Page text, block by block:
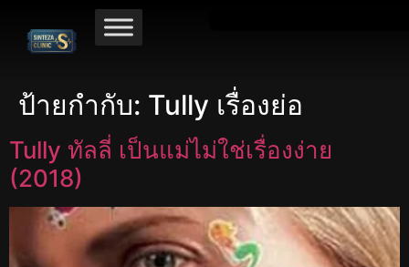
ป้ายกำกับ: Tully เรื่องย่อ
Tully ทัลลี่ เป็นแม่ไม่ใช่เรื่องง่าย
(2018)